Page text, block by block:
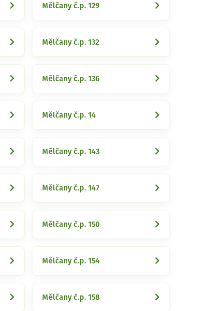
Mělčany č.p. 129
Mělčany č.p. 132
Mělčany č.p. 136
Mělčany č.p. 14
Mělčany č.p. 143
Mělčany č.p. 147
Mělčany č.p. 150
Mělčany č.p. 154
Mělčany č.p. 158